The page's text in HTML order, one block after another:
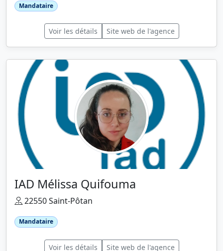
Mandataire
Voir les détails Site web de l'agence
IAD Mélissa Quifouma
22550 Saint-Pôtan
Mandataire
Voir les détails Site web de l'agence